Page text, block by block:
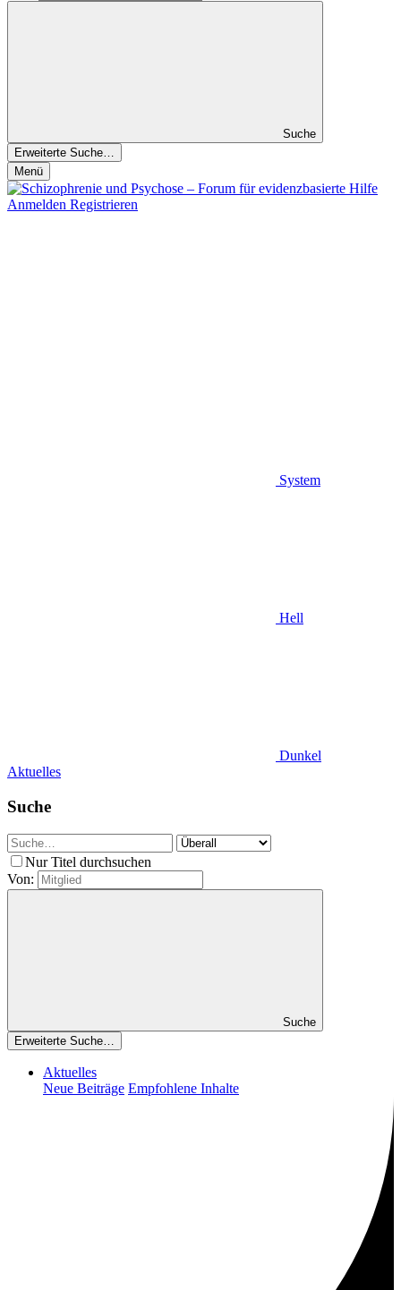
Suche
Erweiterte Suche…
Menü
Anmelden Registrieren
System
Hell
Dunkel
Aktuelles
Suche
Nur Titel durchsuchen
Von:
Suche
Erweiterte Suche…
Aktuelles
Neue Beiträge Empfohlene Inhalte